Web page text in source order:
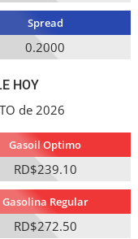
Spread
0.2000
HOY
de 2026
Gasoil Optimo
RD$239.10
Gasolina Regular
RD$272.50